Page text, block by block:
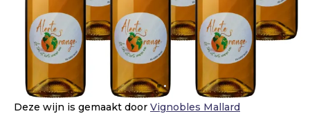
Deze wijn is gemaakt door Vignobles Mallard